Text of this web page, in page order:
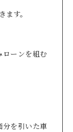
す。
ローンを組む
分を引いた車